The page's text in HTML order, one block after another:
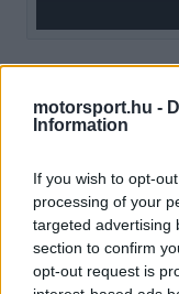
motorsport.hu -
Information
If you wish to opt-
processing of your
targeted advertising
section to confirm
opt-out request is
„Kissé csalódott
mivel a második
már az első
emiatt meg
nyilatkozta